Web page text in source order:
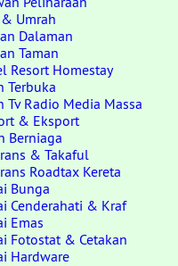
Umrah
Dalaman
Taman
Resort Homestay
Terbuka
Tv Radio Media Massa
& Eksport
Berniaga
& Takaful
Roadtax Kereta
Bunga
Cenderahati & Kraf
Emas
Fotostat & Cetakan
Hardware